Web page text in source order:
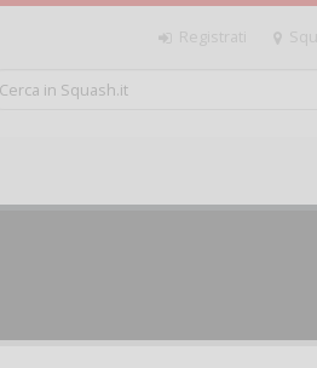
Registrati